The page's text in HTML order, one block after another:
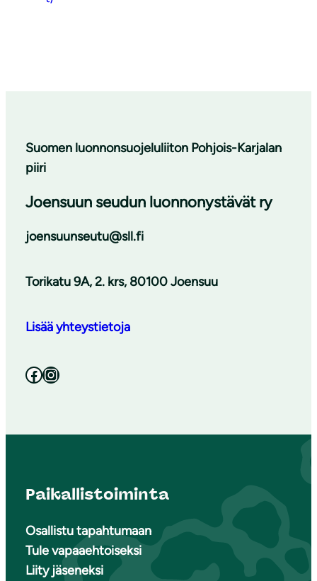
Suomen luonnonsuojeluliiton Pohjois-Karjalan
piiri
Joensuun seudun luonnonystävät ry
joensuunseutu@sll.fi
Torikatu 9A, 2. krs, 80100 Joensuu
Lisää yhteystietoja
Facebook Instagram
Paikallistoiminta
Osallistu tapahtumaan
Tule vapaaehtoiseksi
Liity jäseneksi